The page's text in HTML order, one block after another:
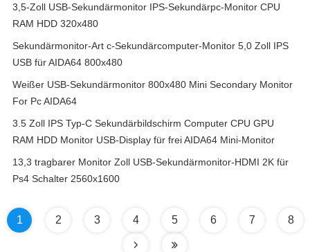
3,5-Zoll USB-Sekundärmonitor IPS-Sekundärpc-Monitor CPU
RAM HDD 320x480
Sekundärmonitor-Art c-Sekundärcomputer-Monitor 5,0 Zoll IPS
USB für AIDA64 800x480
Weißer USB-Sekundärmonitor 800x480 Mini Secondary Monitor
For Pc AIDA64
3.5 Zoll IPS Typ-C Sekundärbildschirm Computer CPU GPU
RAM HDD Monitor USB-Display für frei AIDA64 Mini-Monitor
13,3 tragbarer Monitor Zoll USB-Sekundärmonitor-HDMI 2K für
Ps4 Schalter 2560x1600
1 2 3 4 5 6 7 8